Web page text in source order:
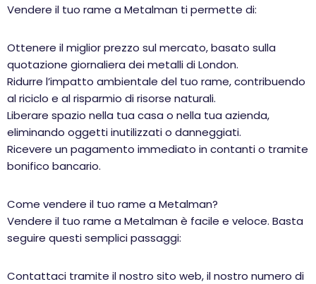
Vendere il tuo rame a Metalman ti permette di:
Ottenere il miglior prezzo sul mercato, basato sulla
quotazione giornaliera dei metalli di London.
Ridurre l’impatto ambientale del tuo rame, contribuendo
al riciclo e al risparmio di risorse naturali.
Liberare spazio nella tua casa o nella tua azienda,
eliminando oggetti inutilizzati o danneggiati.
Ricevere un pagamento immediato in contanti o tramite
bonifico bancario.
Come vendere il tuo rame a Metalman?
Vendere il tuo rame a Metalman è facile e veloce. Basta
seguire questi semplici passaggi:
Contattaci tramite il nostro sito web, il nostro numero di